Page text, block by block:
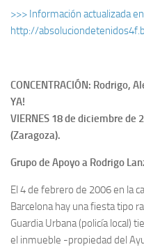
>>> Información actualizada en
http://
CONCENTRACIÓN: Rodrigo,
YA!
VIERNES 18 de diciembre de
(Zaragoza).
Grupo de Apoyo a Rodrigo
El 4 de febrero de 2006 en la
Barcelona hay una fiesta tipo
Guardia Urbana (policía local)
el inmueble -propiedad del